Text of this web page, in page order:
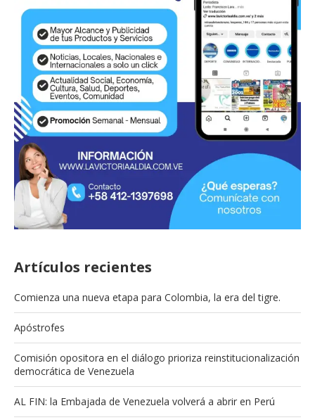
Artículos recientes
Comienza una nueva etapa para Colombia, la era del tigre.
Apóstrofes
Comisión opositora en el diálogo prioriza reinstitucionalización
democrática de Venezuela
AL FIN: la Embajada de Venezuela volverá a abrir en Perú